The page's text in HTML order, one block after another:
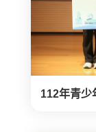
112年青少